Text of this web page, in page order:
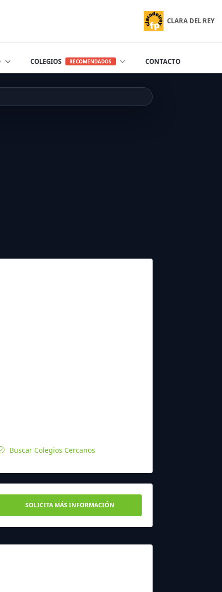
CLARA DEL REY
COLEGIOS RECOMENDADOS CONTACTO
Buscar Colegios Cercanos
SOLICITA MÁS INFORMACIÓN